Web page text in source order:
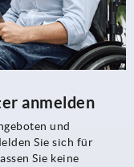
anmelden
und
Sie sich für
Sie keine